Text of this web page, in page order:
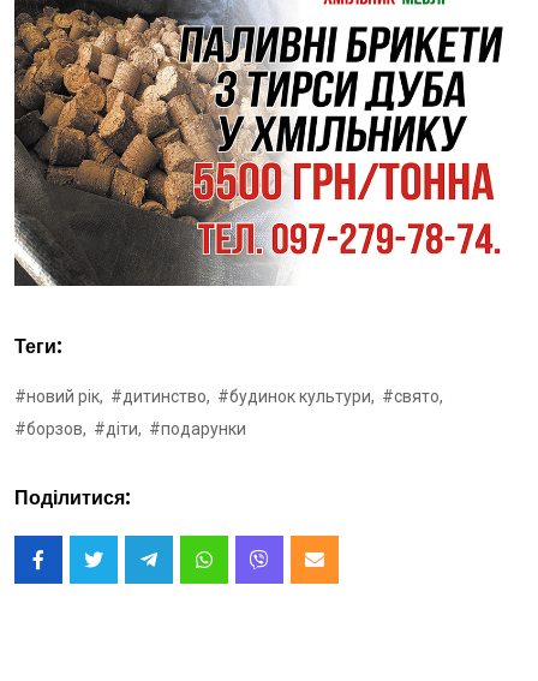
Теги:
#новий рік, #дитинство, #будинок культури, #свято,
#борзов, #діти, #подарунки
Поділитися: